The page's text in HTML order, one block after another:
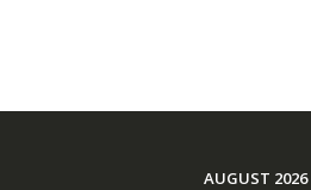
AUGUST 2026